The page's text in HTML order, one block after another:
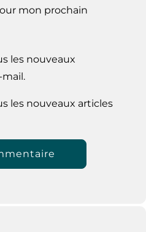
mon prochain
les nouveaux
les nouveaux articles